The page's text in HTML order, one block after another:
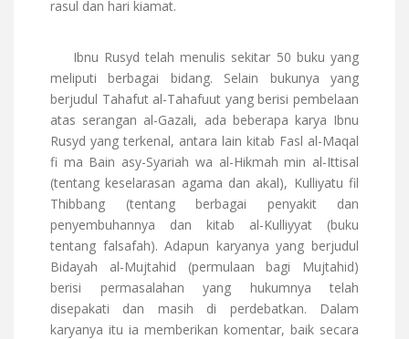
rasul dan hari kiamat.
Ibnu Rusyd telah menulis sekitar 50 buku yang
meliputi berbagai bidang. Selain bukunya yang
berjudul Tahafut al-Tahafuut yang berisi pembelaan
atas serangan al-Gazali, ada beberapa karya Ibnu
Rusyd yang terkenal, antara lain kitab Fasl al-Maqal
fi ma Bain asy-Syariah wa al-Hikmah min al-Ittisal
(tentang keselarasan agama dan akal), Kulliyatu fil
Thibbang (tentang berbagai penyakit dan
penyembuhannya dan kitab al-Kulliyyat (buku
tentang falsafah). Adapun karyanya yang berjudul
Bidayah al-Mujtahid (permulaan bagi Mujtahid)
berisi permasalahan yang hukumnya telah
disepakati dan masih di perdebatkan. Dalam
karyanya itu ia memberikan komentar, baik secara